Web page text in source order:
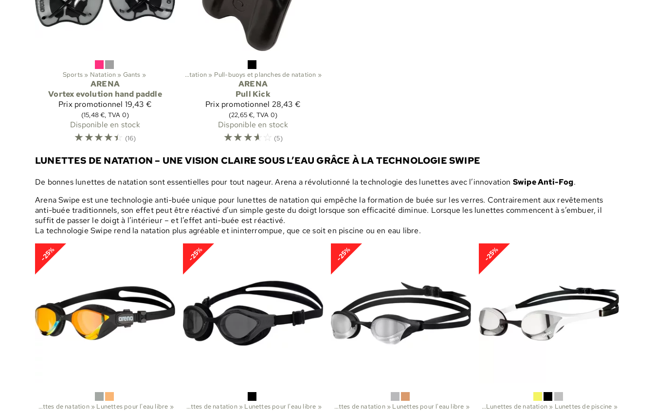
Sports ‪» Natation ‪» Gants ‪»
ARENA
Vortex evolution hand paddle
Prix promotionnel 19,43 €
(15,48 €, TVA 0)
Disponible en stock
☆☆☆☆☆ (16)
Natation ‪» Pull-buoys et planches de natation ‪»
ARENA
Pull Kick
Prix promotionnel 28,43 €
(22,65 €, TVA 0)
Disponible en stock
☆☆☆☆ ☆ (5)
LUNETTES DE NATATION – UNE VISION CLAIRE SOUS L’EAU GRÂCE À LA TECHNOLOGIE SWIPE
De bonnes lunettes de natation sont essentielles pour tout nageur. Arena a révolutionné la technologie des lunettes avec l’innovation Swipe Anti-Fog.
Arena Swipe est une technologie anti-buée unique pour lunettes de natation qui empêche la formation de buée sur les verres. Contrairement aux revêtements
anti-buée traditionnels, son effet peut être réactivé d’un simple geste du doigt lorsque son efficacité diminue. Lorsque les lunettes commencent à s’embuer, il
suffit de passer le doigt à l’intérieur – et l’effet anti-buée est réactivé.
La technologie Swipe rend la natation plus agréable et ininterrompue, que ce soit en piscine ou en eau libre.
-25%
Lunettes de natation ‪» Lunettes pour l'eau libre ‪»
-25%
Sports‪» Natation ‪» Lunettes de natation ‪» Lunettes pour l'eau libre ‪»
-25%
Sports‪» Natation ‪» Lunettes de natation ‪» Lunettes pour l'eau libre ‪»
-25%
Sports ‪»Natation ‪» Lunettes de natation ‪» Lunettes de piscine ‪»